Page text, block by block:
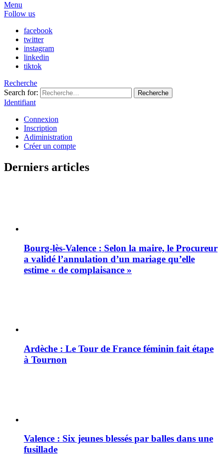
Menu
Follow us
facebook
twitter
instagram
linkedin
tiktok
Recherche
Search for:
Recherche
Identifiant
Connexion
Inscription
Adiministration
Créer un compte
Derniers articles
Bourg-lès-Valence : Selon la maire, le Procureur
a validé l’annulation d’un mariage qu’elle
estime « de complaisance »
Ardèche : Le Tour de France féminin fait étape
à Tournon
Valence : Six jeunes blessés par balles dans une
fusillade